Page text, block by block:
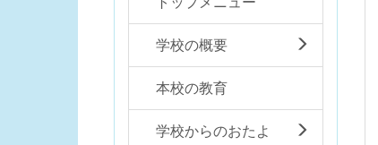
学校の概要
本校の教育
学校からのおたよ